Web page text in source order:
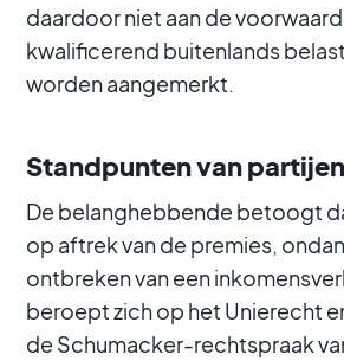
daardoor niet aan de
kwalificerend buitenlands
worden aangemerkt.
Standpunten van partijen
De belanghebbende betoogt
op aftrek van de premies,
ontbreken van een
beroept zich op het Unierecht
de Schumacker-rechtspraak